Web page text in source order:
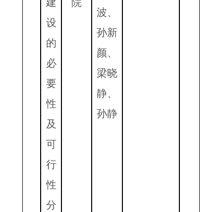
建
设
的
必
要
性
及
可
行
性
分
院
波、
孙新
颜、
梁晓
静、
孙静